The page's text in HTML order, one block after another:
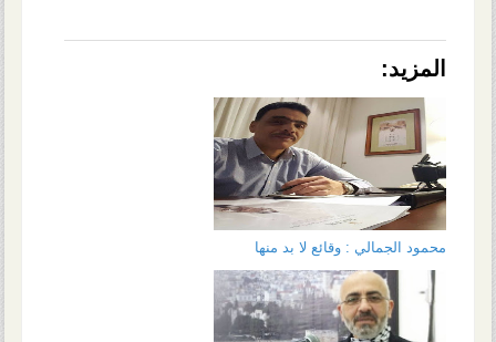
المزيد:
محمود الجمالي : وقائع لا بد منها